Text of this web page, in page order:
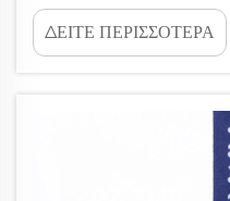
αθλητικών τουρνουά. Όταν
μέσω βραβείων, η επιλογή των
κεντρική για την...
ΔΕΙΤΕ ΠΕΡΙΣΣΟΤΕΡΑ